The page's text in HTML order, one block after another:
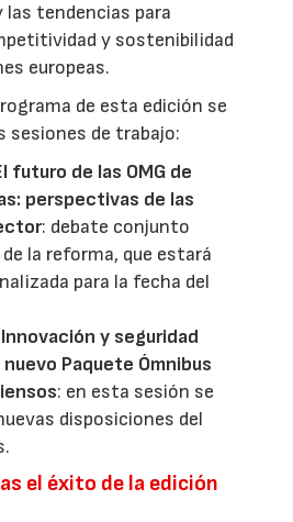
las tendencias para
y sostenibilidad
europeas.
de esta edición se
sesiones de trabajo:
futuro de las OMG de
perspectivas de las
: debate conjunto
la reforma, que estará
para la fecha del
Innovación y seguridad
Paquete Ómnibus
: en esta sesión se
disposiciones del
el éxito de la edición